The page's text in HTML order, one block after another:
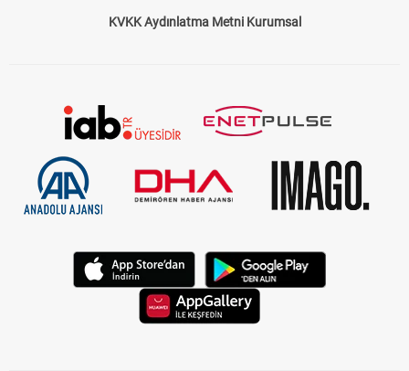
KVKK Aydınlatma Metni Kurumsal